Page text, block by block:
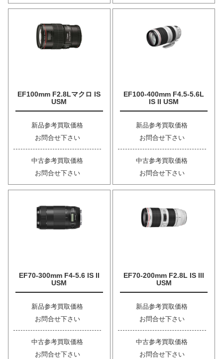
EF100mm F2.8Lマクロ IS
USM
新品参考買取価格
お問合せ下さい
中古参考買取価格
お問合せ下さい
EF100-400mm F4.5-5.6L
IS II USM
新品参考買取価格
お問合せ下さい
中古参考買取価格
お問合せ下さい
EF70-300mm F4-5.6 IS II
USM
新品参考買取価格
お問合せ下さい
中古参考買取価格
お問合せ下さい
EF70-200mm F2.8L IS III
USM
新品参考買取価格
お問合せ下さい
中古参考買取価格
お問合せ下さい